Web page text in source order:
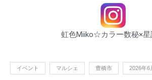
虹色Miiko☆カラー数秘×星
イベント マルシェ 豊橋市 2026年6